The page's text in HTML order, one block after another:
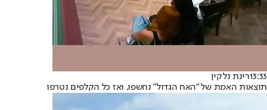
13:33רינת נלקין
תוצאות האמת של "האח הגדול" נחשפו, ואז כל הקלפים נטרפו